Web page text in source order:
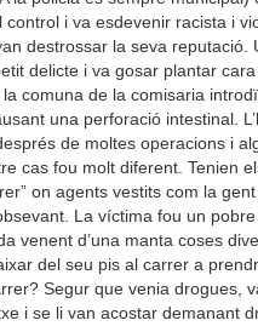
i va esdevenir racista i
destrossar la seva reputació.
delicte i va gosar plantar
comuna de la comisaria
una perforació intestinal.
de moltes operacions i
cas fou molt diferent. Tenien
on agents vestits com la
La víctima fou un
venent d’una manta coses
del seu pis al carrer a
Segur que venia drogues,
i se li van acostar demanant